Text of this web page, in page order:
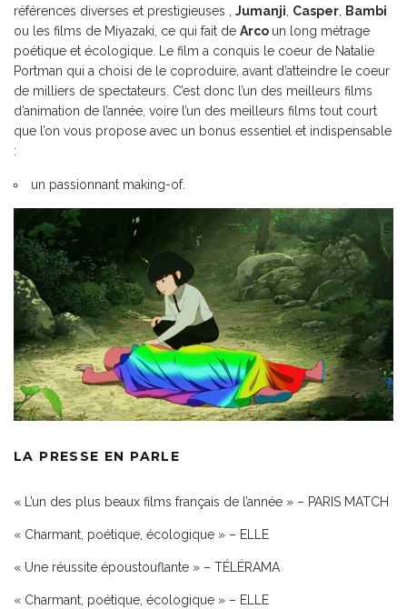
références diverses et prestigieuses , Jumanji Casper
Bambi
ou les films de Miyazaki, ce qui fait de Arco un long métrage
poétique et écologique. Le film a conquis le coeur de Natalie
Portman qui a choisi de le coproduire, avant d’atteindre le coeur
de milliers de spectateurs. C’est donc l’un des meilleurs films
d’animation de l’année, voire l’un des meilleurs films tout court
que l’on vous propose avec un bonus essentiel et indispensable
:
un passionnant making-of.
LA PRESSE EN PARLE
« L’un des plus beaux films français de l’année » – PARIS MATCH
« Charmant, poétique, écologique » – ELLE
« Une réussite époustouflante » – TÉLÉRAMA
« Charmant, poétique, écologique » – ELLE